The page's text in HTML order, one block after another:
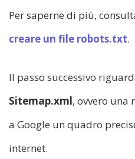
Per saperne di più,
creare un file robots.txt.
Il passo successivo
Sitemap.xml, ovvero
a Google un quadro
internet.